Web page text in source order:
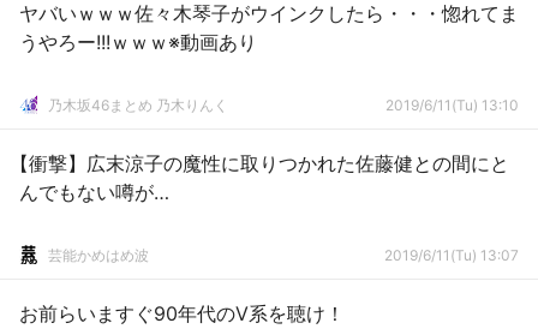
ヤバいｗｗｗ佐々木琴子がウインクしたら・・・惚れてま
うやろー!!!ｗｗｗ※動画あり
乃木坂46まとめ 乃木りんく 2019/6/11(Tu) 13:10
【衝撃】広末涼子の魔性に取りつかれた佐藤健との間にと
んでもない噂が…
芸能かめはめ波 2019/6/11(Tu) 13:07
お前らいますぐ90年代のV系を聴け！